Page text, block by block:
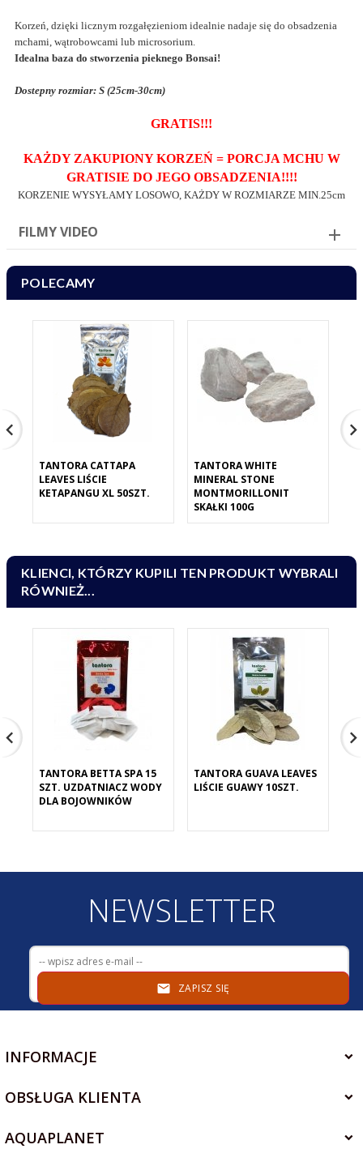
Korzeń, dzięki licznym rozgałęzieniom idealnie nadaje się do obsadzenia
mchami, wątrobowcami lub microsorium.
Idealna baza do stworzenia pieknego Bonsai!
Dostepny rozmiar: S (25cm-30cm)
GRATIS!!!
KAŻDY ZAKUPIONY KORZEŃ = PORCJA MCHU W
GRATISIE DO JEGO OBSADZENIA!!!!
KORZENIE WYSYŁAMY LOSOWO, KAŻDY W ROZMIARZE MIN.25cm
FILMY VIDEO
POLECAMY
TANTORA CATTAPA
LEAVES LIŚCIE
KETAPANGU XL 50SZT.
TANTORA WHITE
MINERAL STONE
MONTMORILLONIT
SKAŁKI 100G
KLIENCI, KTÓRZY KUPILI TEN PRODUKT WYBRALI
RÓWNIEŻ...
TANTORA BETTA SPA 15
SZT. UZDATNIACZ WODY
DLA BOJOWNIKÓW
TANTORA GUAVA LEAVES
LIŚCIE GUAWY 10SZT.
NEWSLETTER
ZAPISZ SIĘ
INFORMACJE
OBSŁUGA KLIENTA
AQUAPLANET